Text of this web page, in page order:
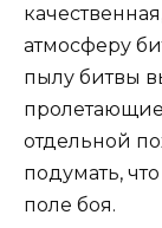
атмосферу
пылу битвы
отдельной
подумать,
поле боя.